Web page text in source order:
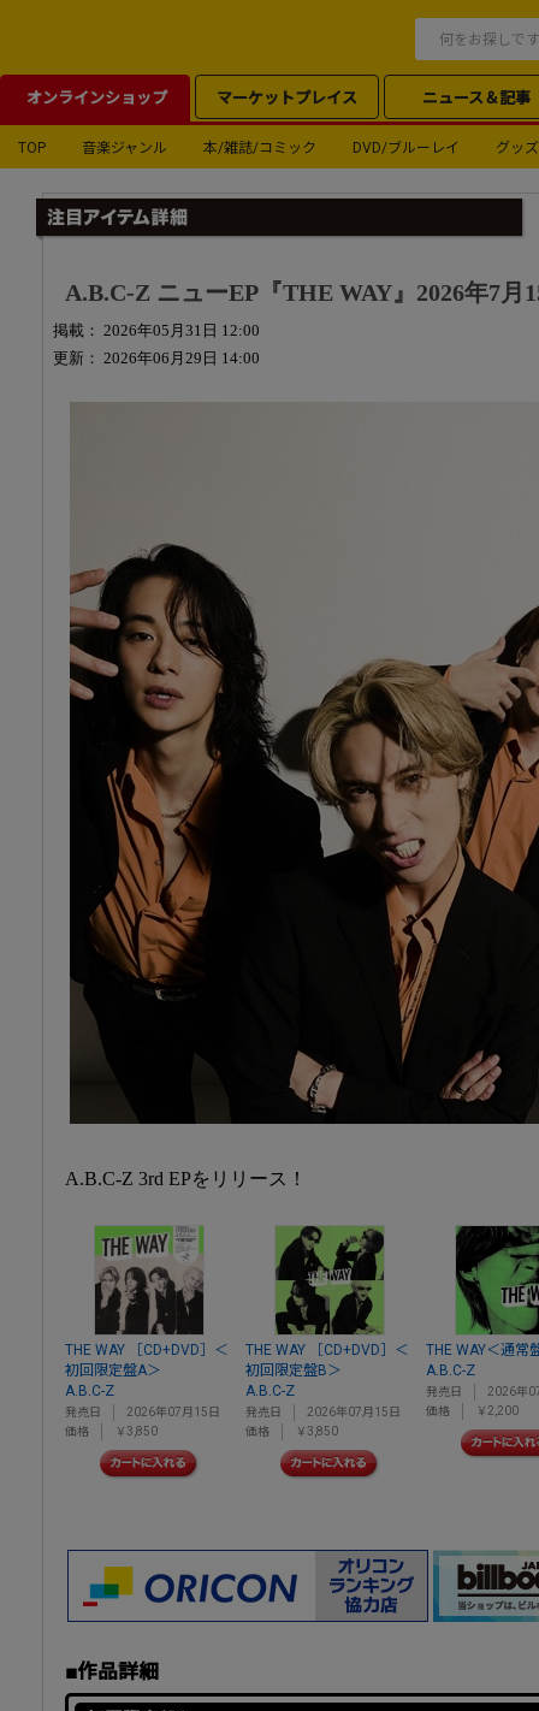
オンラインショップ マーケットプレイス ニュース＆記事
TOP 音楽ジャンル 本/雑誌/コミック DVD/ブルーレイ グッズ
A.B.C-Z ニューEP『THE WAY』2026年7月
掲載： 2026年05月31日 12:00
更新： 2026年06月29日 14:00
A.B.C-Z 3rd EPをリリース！
THE WAY ［CD+DVD］＜
初回限定盤A＞
A.B.C-Z
発売日
2026年07月15日
価格
￥3,850
THE WAY ［CD+DVD］＜
初回限定盤B＞
A.B.C-Z
発売日
2026年07月15日
価格
￥3,850
THE WAY＜通常
A.B.C-Z
発売日
2026年
価格
￥2,200
■作品詳細